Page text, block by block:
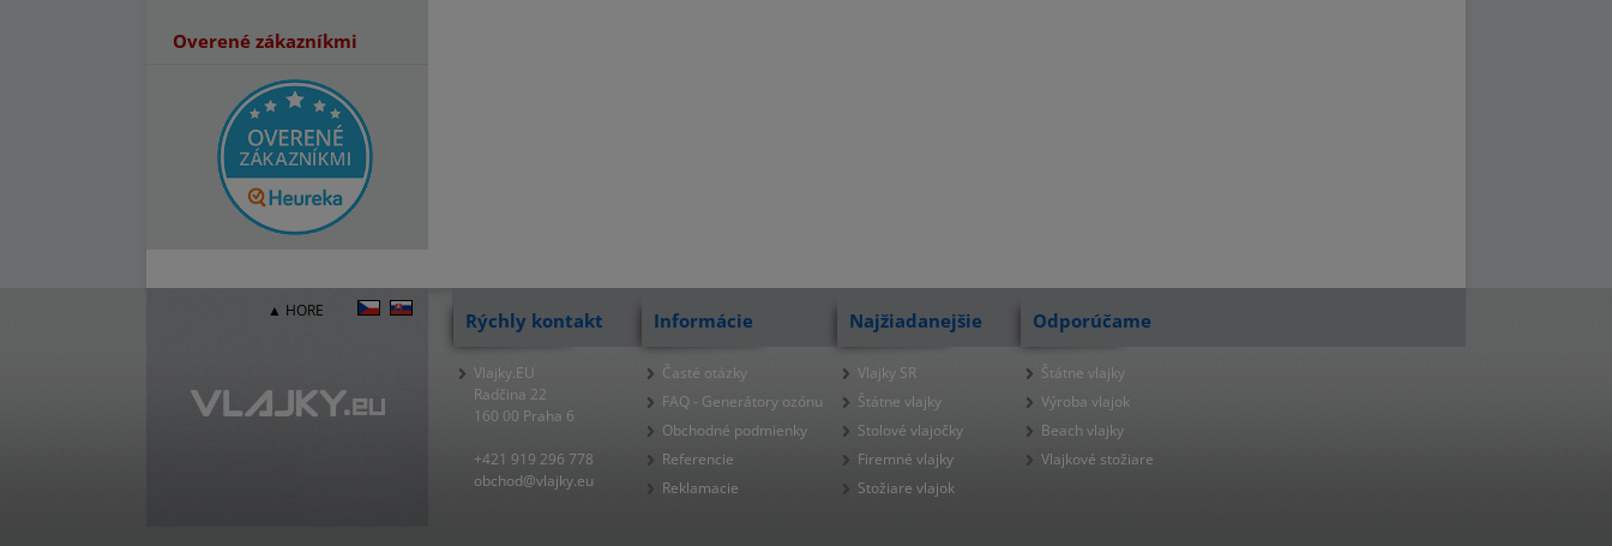
Overené zákazníkmi
▲ HORE Rýchly kontakt
Vlajky.EU
Radčina 22
160 00 Praha 6
+421 919 296 778
obchod@vlajky.eu
Informácie
Časté otázky
FAQ - Generátory ozónu
Obchodné podmienky
Referencie
Reklamacie
Najžiadanejšie
Vlajky SR
Štátne vlajky
Stolové vlajočky
Firemné vlajky
Stožiare vlajok
Odporúčame
Štátne vlajky
Výroba vlajok
Beach vlajky
Vlajkové stožiare